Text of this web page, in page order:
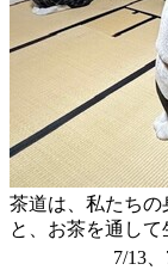
茶道は、私たち
と、お茶を通し
7/13